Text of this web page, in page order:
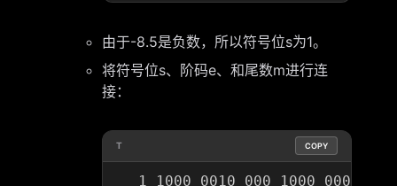
由于-8.5是负数，所以符号位s为1。
将符号位s、阶码e、和尾数m进行连
接：
T COPY